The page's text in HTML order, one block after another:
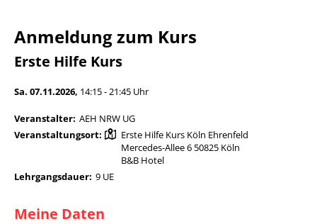
Anmeldung zum Kurs
Erste Hilfe Kurs
Sa. 07.11.2026, 14:15 - 21:45 Uhr
Veranstalter: AEH NRW UG
Veranstaltungsort:
Erste Hilfe Kurs Köln Ehrenfeld
Mercedes-Allee 6 50825 Köln
B&B Hotel
Lehrgangsdauer: 9 UE
Meine Daten